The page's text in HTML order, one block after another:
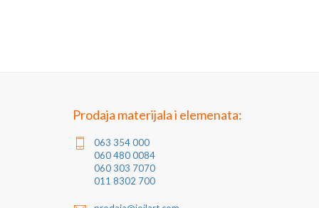
Prodaja materijala i elemenata:
063 354 000
060 480 0084
060 303 7070
011 8302 700